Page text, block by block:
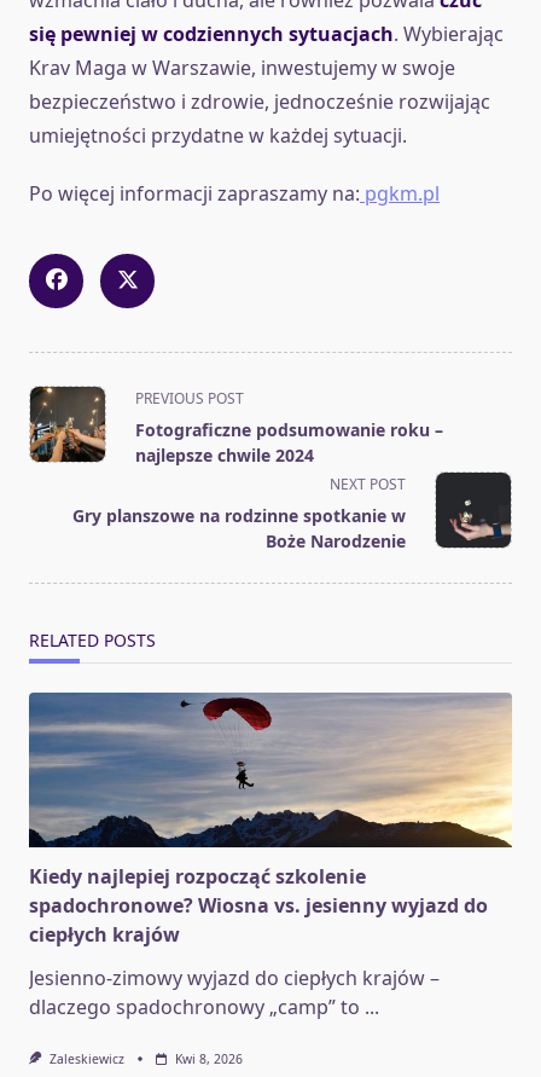
się pewniej w codziennych sytuacjach. Wybierając
Krav Maga w Warszawie, inwestujemy w swoje
bezpieczeństwo i zdrowie, jednocześnie rozwijając
umiejętności przydatne w każdej sytuacji.
Po więcej informacji zapraszamy na: pgkm.pl
<span
class="nav-
subtitle
reader-
PREVIOUS POST
Fotograficzne podsumowanie roku –
najlepsze chwile 2024
NEXT POST
Gry planszowe na rodzinne spotkanie w
Boże Narodzenie
RELATED POSTS
Kiedy najlepiej rozpocząć szkolenie
spadochronowe? Wiosna vs. jesienny wyjazd do
ciepłych krajów
Jesienno-zimowy wyjazd do ciepłych krajów –
dlaczego spadochronowy „camp” to ...
Zaleskiewicz Kwi 8, 2026